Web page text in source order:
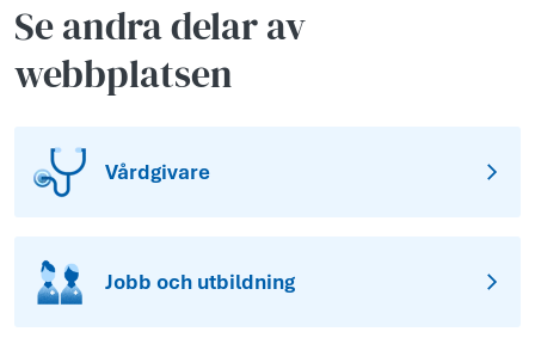
Se andra delar av
webbplatsen
Vårdgivare
Jobb och utbildning